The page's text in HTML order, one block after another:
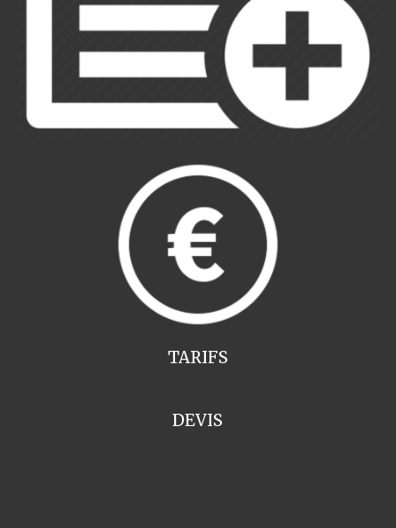
TARIFS
DEVIS